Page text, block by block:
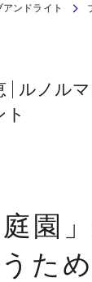
ンドライト
ルノル
園
た